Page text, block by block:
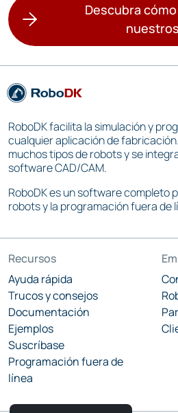
Descubra
RoboDK facilita la simulación y
cualquier aplicación de
muchos tipos de robots y se
software CAD/CAM.
RoboDK es un software completo
robots y la programación fuera de
Recursos
Ayuda rápida
Trucos y consejos
Documentación
Ejemplos
Suscríbase
Programación fuera de
línea